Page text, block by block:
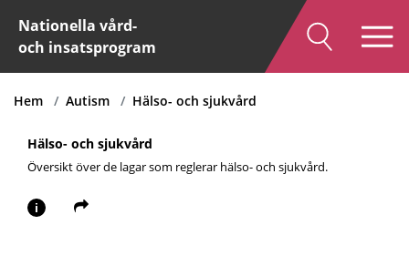
Nationella vård-
och insatsprogram
Hem Autism Hälso- och sjukvård
Hälso- och sjukvård
Översikt över de lagar som reglerar hälso- och sjukvård.
i